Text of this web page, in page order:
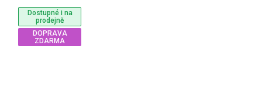
Dostupné i na
prodejně
DOPRAVA
ZDARMA